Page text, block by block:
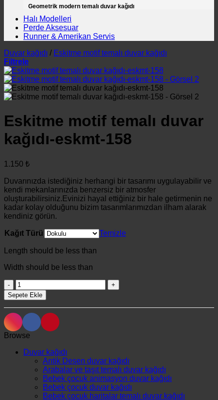
Geometrik modern temalı duvar kağıdı
Halı Modelleri
Perde Aksesuar
Runner & Amerikan Servis
Duvar kağıdı / Eskitme motif temalı duvar kağıdı
Filtrele
Eskitme motif temalı duvar
kağıdı-eskmt-158
1.150 ₺
Duvarınızda istediğiniz herhangi bir tasarımı uygulayabilir ve
kendi mekanlarınızda benzersiz bir atmosfer
oluşturabilirsiniz.Evinizi hayal ettiğiniz bir hale getirmenin ne
kadar kolay olduğunu bizim tasarımlarımızdan ilham alarak
kendiniz görün.
Kağıt Türü Temizle
Length should be less than
Width should be less than
Eskitme
motif
temalı
duvar
kağıdı-
eskmt-
158
Sepete Ekle
Browse
Duvar kağıdı
Antik Desen duvar kağıdı
Arabalar ve taşıt temalı duvar kağıdı
Bebek çocuk animasyon duvar kağıdı
Bebek çocuk duvar kağıdı
Bebek çocuk haritalar temalı duvar kağıdı